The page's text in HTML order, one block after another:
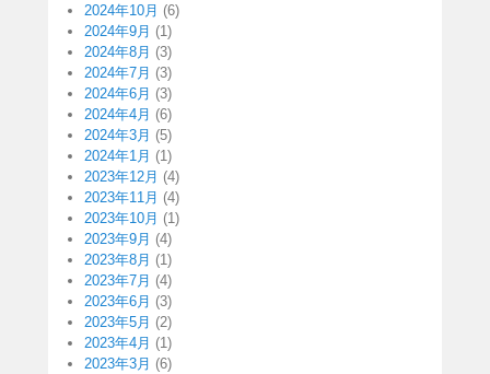
2024年10月 (6)
2024年9月 (1)
2024年8月 (3)
2024年7月 (3)
2024年6月 (3)
2024年4月 (6)
2024年3月 (5)
2024年1月 (1)
2023年12月 (4)
2023年11月 (4)
2023年10月 (1)
2023年9月 (4)
2023年8月 (1)
2023年7月 (4)
2023年6月 (3)
2023年5月 (2)
2023年4月 (1)
2023年3月 (6)